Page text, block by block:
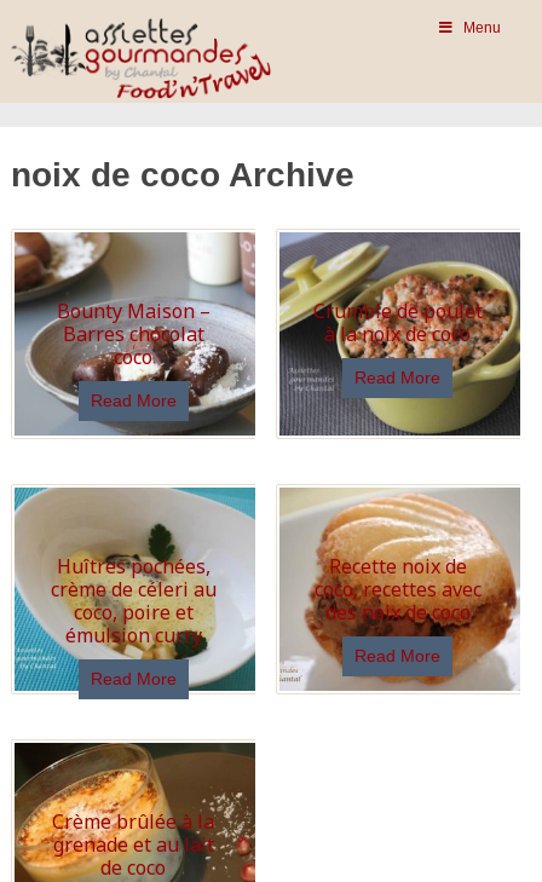
Menu
noix de coco Archive
Bounty Maison –
Barres chocolat
coco
Read More
Crumble de poulet
à la noix de coco
Read More
Huîtres pochées,
crème de céleri au
coco, poire et
émulsion curry
Read More
Recette noix de
coco, recettes avec
des noix de coco
Read More
Crème brûlée à la
grenade et au lait
de coco